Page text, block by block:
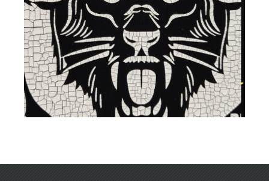
企业文化
品牌荣誉
固浆粘合剂/水浆系列
胶浆系列
数码系列
台板胶系列
热固油墨
技术创新
研发技术
销售网络
国外网络
国内网络